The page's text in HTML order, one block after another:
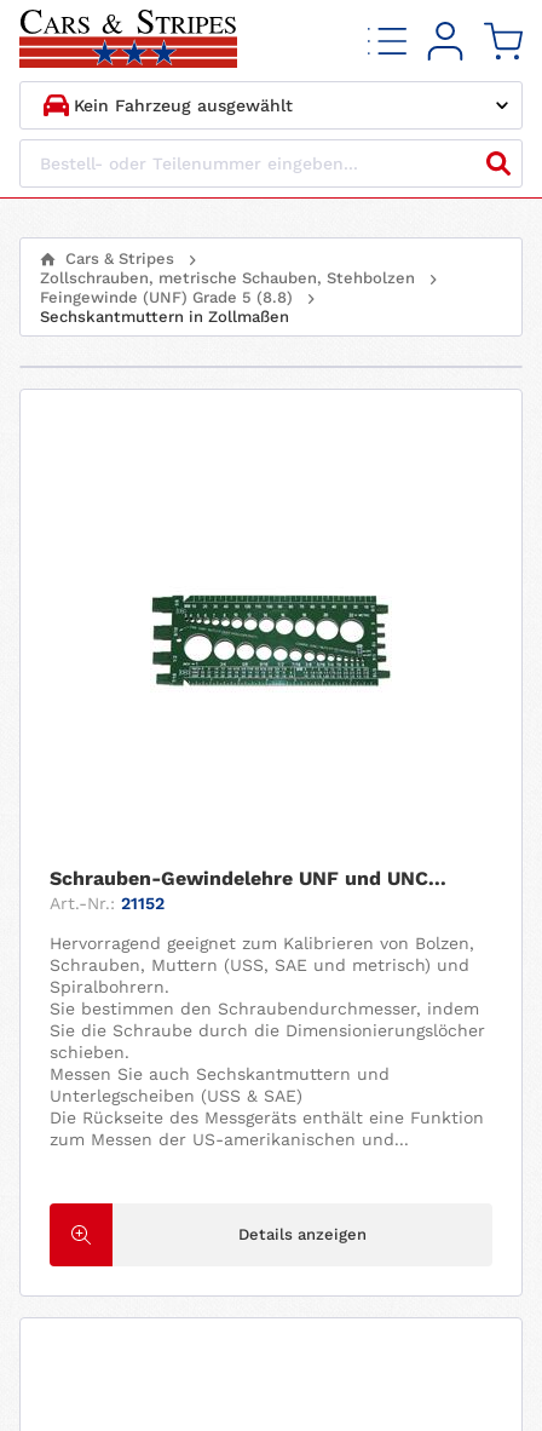
1. HERSTELLER
3. BAUJAHR
Cars & Stripes
Zollschrauben, metrische Schauben, Stehbolzen
Feingewinde (UNF) Grade 5 (8.8)
Sechskantmuttern in Zollmaßen
Schrauben-Gewindelehre UNF und UNC...
Art.-Nr.: 21152
Hervorragend geeignet zum Kalibrieren von Bolzen,
Schrauben, Muttern (USS, SAE und metrisch) und
Spiralbohrern.
Sie bestimmen den Schraubendurchmesser, indem
Sie die Schraube durch die Dimensionierungslöcher
schieben.
Messen Sie auch Sechskantmuttern und
Unterlegscheiben (USS & SAE)
Die Rückseite des Messgeräts enthält eine Funktion
zum Messen der US-amerikanischen und...
Details anzeigen